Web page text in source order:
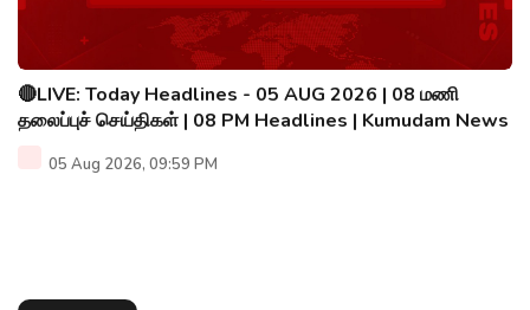
🔴LIVE: Today Headlines - 05 AUG 2026 | 08 மணி
தலைப்புச் செய்திகள் | 08 PM Headlines | Kumudam News
05 Aug 2026, 09:59 PM